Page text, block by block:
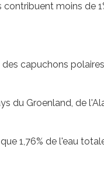
moins de
capuchons
du Groenland, de
1,76% de l'eau